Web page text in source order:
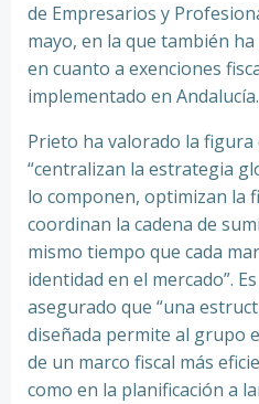
de Empresarios y
mayo, en la que también
en cuanto a exenciones
implementado en Andalucía.
Prieto ha valorado la figura
“centralizan la estrategia
lo componen, optimizan la
coordinan la cadena de
mismo tiempo que cada
identidad en el mercado”.
asegurado que “una
diseñada permite al grupo
de un marco fiscal más
como en la planificación a